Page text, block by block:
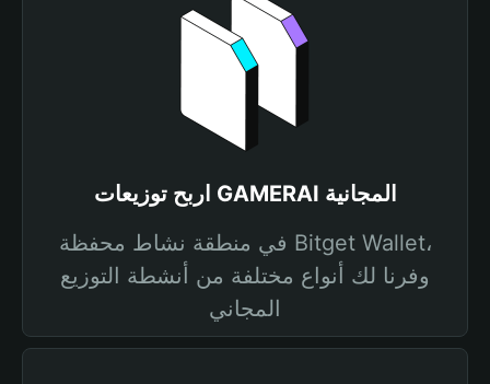
اربح توزيعات GAMERAI المجانية
في منطقة نشاط محفظة Bitget Wallet،
وفرنا لك أنواع مختلفة من أنشطة التوزيع
المجاني